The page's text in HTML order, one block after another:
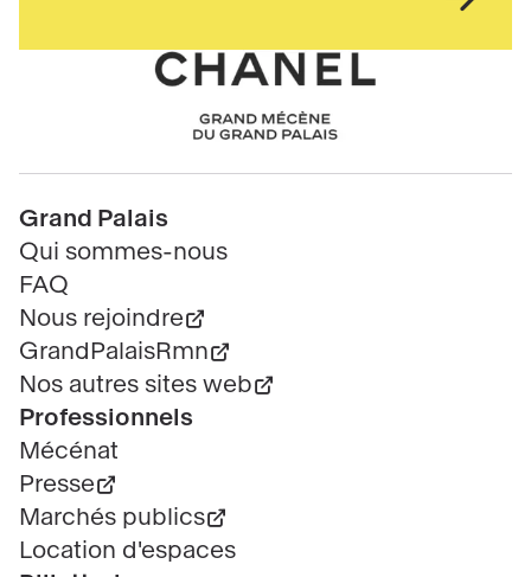
de
Chanel
Pied
de
page
Grand Palais
Qui sommes-nous
FAQ
Nous rejoindre
GrandPalaisRmn
Nos autres sites web
Professionnels
Mécénat
Presse
Marchés publics
Location d'espaces